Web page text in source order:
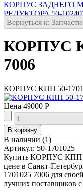
КОРПУС ЗАДНЕГО
РЕДУКТОРА 50-
Вернуться к:
КОРПУС
7006
КОРПУС КПП 50-
Цена 49000 Р
В наличии (1)
Артикул: 50-1701025
Купить КОРПУС КПП
цене в Санкт-
1701025 7006 для
лучших поставщиков с